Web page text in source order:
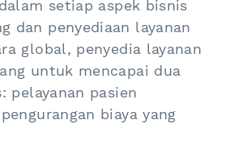
setiap aspek bisnis
dan penyediaan layanan
global, penyedia layanan
untuk mencapai dua
pelayanan pasien
biaya yang